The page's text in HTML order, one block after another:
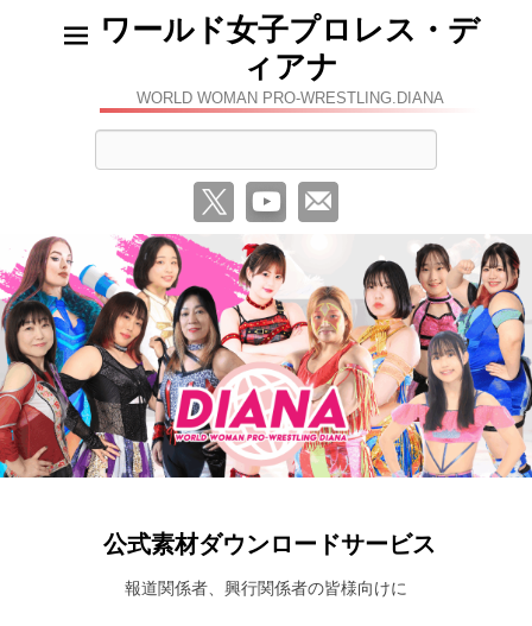
ワールド女子プロレス・デ
ィアナ
WORLD WOMAN PRO-WRESTLING.DIANA
公式素材ダウンロードサービス
報道関係者、興行関係者の皆様向けに